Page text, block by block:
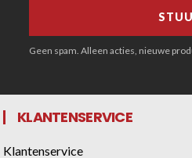
Geen spam. Alleen acties, nieuwe
KLANTENSERVICE
Klantenservice